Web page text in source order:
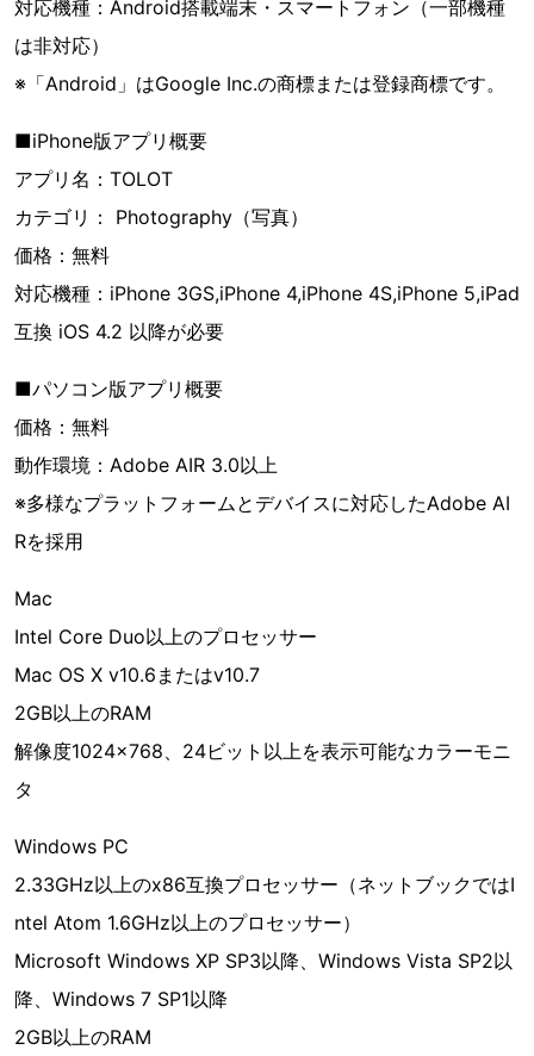
対応機種：Android搭載端末・スマートフォン（一部機種
は非対応）
※「Android」はGoogle Inc.の商標または登録商標です。
■iPhone版アプリ概要
アプリ名：TOLOT
カテゴリ： Photography（写真）
価格：無料
対応機種：iPhone 3GS,iPhone 4,iPhone 4S,iPhone 5,iPad
互換 iOS 4.2 以降が必要
■パソコン版アプリ概要
価格：無料
動作環境：Adobe AIR 3.0以上
※多様なプラットフォームとデバイスに対応したAdobe AI
Rを採用
Mac
Intel Core Duo以上のプロセッサー
Mac OS X v10.6またはv10.7
2GB以上のRAM
解像度1024×768、24ビット以上を表示可能なカラーモニ
タ
Windows PC
2.33GHz以上のx86互換プロセッサー（ネットブックではI
ntel Atom 1.6GHz以上のプロセッサー）
Microsoft Windows XP SP3以降、Windows Vista SP2以
降、Windows 7 SP1以降
2GB以上のRAM